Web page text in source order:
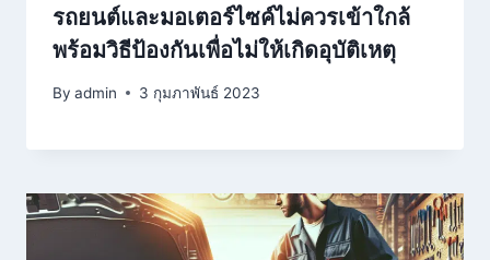
รถยนต์และมอเตอร์ไซค์ไม่ควรเข้าใกล้
พร้อมวิธีป้องกันเพื่อไม่ให้เกิดอุบัติเหตุ
By admin 3 กุมภาพันธ์ 2023